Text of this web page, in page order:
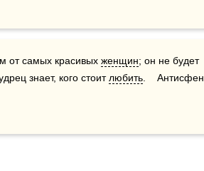
от самых красивых женщин; он не будет
знает, кого стоит любить .    Антисфен